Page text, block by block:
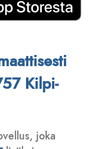
Kilpi-
joka